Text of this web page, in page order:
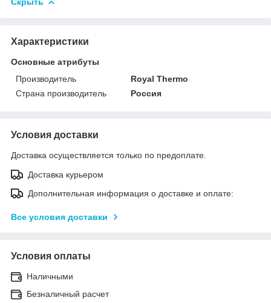
Характеристики
Основные атрибуты
Производитель
Royal Thermo
Страна производитель
Россия
Условия доставки
Доставка осуществляется только по предоплате.
Доставка курьером
Дополнительная информация о доставке и оплате:
Все условия доставки
Условия оплаты
Наличными
Безналичный расчет